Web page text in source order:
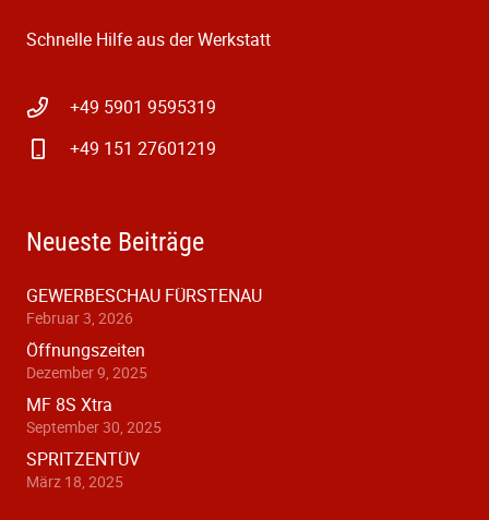
Schnelle Hilfe aus der Werkstatt
+49 5901 9595319
+49 151 27601219
Neueste Beiträge
GEWERBESCHAU FÜRSTENAU
Februar 3, 2026
Öffnungszeiten
Dezember 9, 2025
MF 8S Xtra
September 30, 2025
SPRITZENTÜV
März 18, 2025